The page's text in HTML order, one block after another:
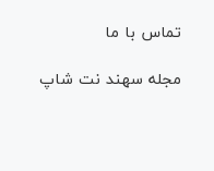
تماس با ما
مجله سهند نت شاپ